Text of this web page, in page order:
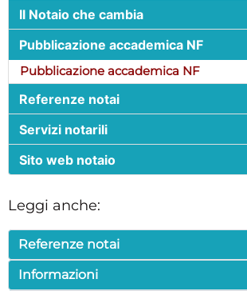
Il Notaio che cambia
Pubblicazione accademica NF
Pubblicazione accademica NF
Referenze notai
Servizi notarili
Sito web notaio
Leggi anche:
Referenze notai
Informazioni